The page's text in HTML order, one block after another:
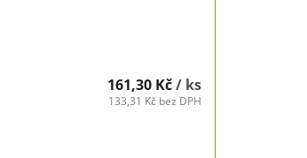
161,30 Kč/ ks
133,31 Kč bez DPH